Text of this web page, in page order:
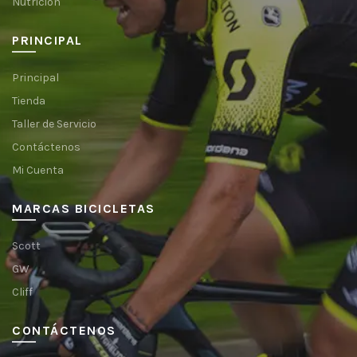
PRINCIPAL
Principal
Tienda
Taller de Servicio
Contáctenos
Mi Cuenta
MARCAS BICICLETAS
Scott
GW
Cliff
CONTÁCTENOS